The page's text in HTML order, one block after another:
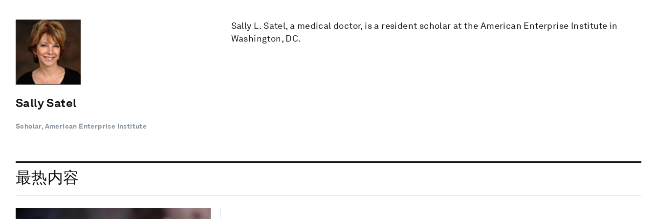
Sally Satel
Scholar, American Enterprise Institute
Sally L. Satel, a medical doctor, is a resident scholar at the American Enterprise Institute in
Washington, DC.
最热内容